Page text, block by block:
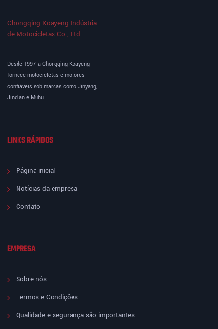
Chongqing Koayeng Indústria
de Motocicletas Co., Ltd.
Desde 1997, a Chongqing Koayeng
fornece motocicletas e motores
confiáveis sob marcas como Jinyang,
Jindian e Muhu.
LINKS RÁPIDOS
Página inicial
Notícias da empresa
Contato
EMPRESA
Sobre nós
Termos e Condições
Qualidade e segurança são importantes